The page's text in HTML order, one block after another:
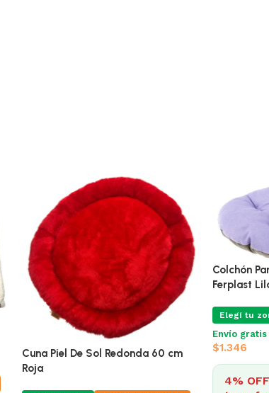
Cuna Piel De Sol Redonda 60 cm
Roja
Colchón
Ferplast
Elegí tu
Envío
$1.346
4%